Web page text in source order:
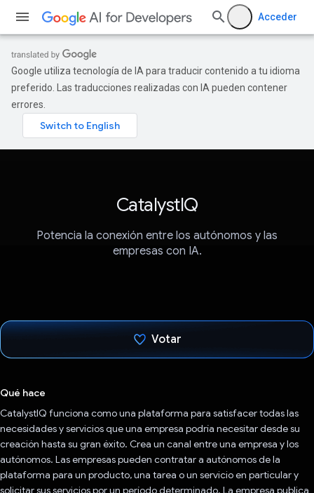
Acceder
Google utiliza tecnología de IA para traducir contenido a tu idioma
preferido. Las traducciones realizadas con IA pueden contener
errores.
CatalystIQ
Potencia la conexión entre los autónomos y las
empresas con IA.
Votar
Qué hace
CatalystIQ funciona como una plataforma para satisfacer todas las
necesidades y servicios que una empresa podría necesitar desde su
creación hasta su gran éxito. Crea un canal entre una empresa y los
autónomos. Las empresas pueden contratar a autónomos de la
plataforma para un producto, una tarea o un servicio en particular y
solicitar sus servicios por un período determinado. La empresa publica